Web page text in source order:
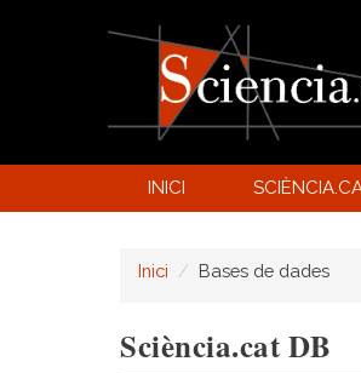
INICI
Inici Bases de dades
Sciència.cat DB